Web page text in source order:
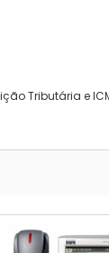
Tributária e